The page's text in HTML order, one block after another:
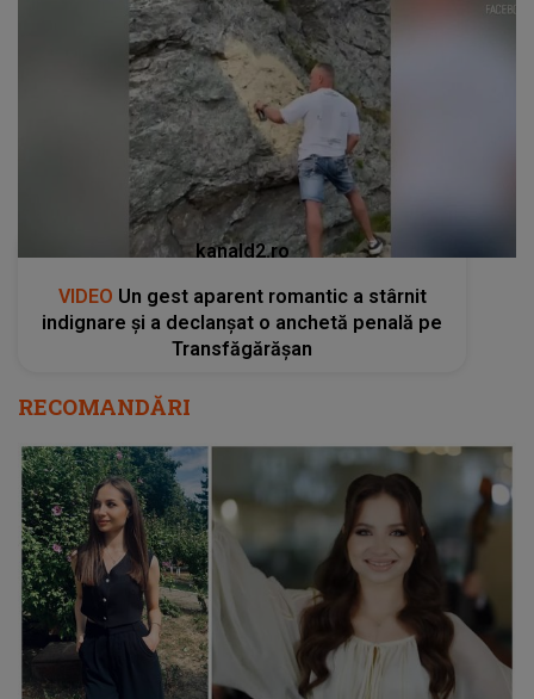
kanald2.ro
VIDEO Un gest aparent romantic a stârnit
indignare și a declanșat o anchetă penală pe
Transfăgărășan
RECOMANDĂRI